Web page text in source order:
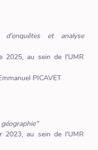
d’enquêtes et analyse
2025, au sein de l'UMR
PICAVET
géographie"
2023, au sein de l'UMR